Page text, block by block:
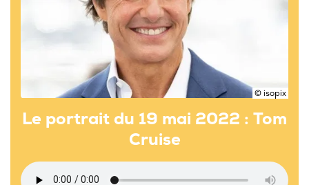
© isopix
Le portrait du 19 mai 2022 : Tom
Cruise